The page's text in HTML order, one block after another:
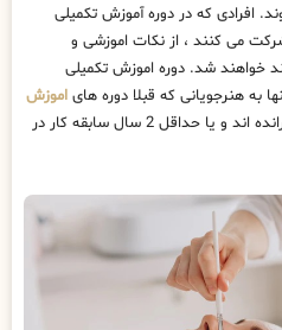
افرادی که در دوره آموزش تکمیلی
می کنند ، از نکات اموزشی و
خواهند شد. دوره اموزش تکمیلی
به هنرجویانی که قبلا دوره های اموزش
را گذرانده اند و یا حداقل 2 سال سابقه کار در